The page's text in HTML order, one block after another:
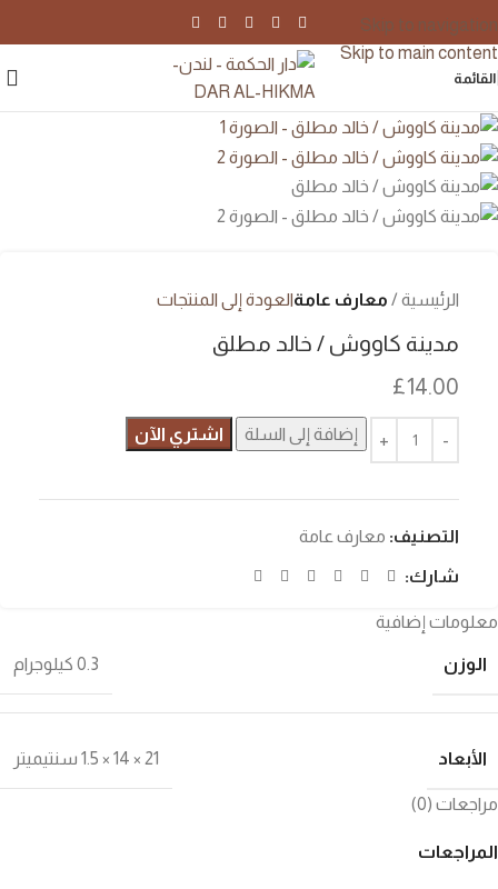
Skip to navigation
Skip to main content
القائمة
الرئيسية معارف عامةالعودة إلى المنتجات
مدينة كاووش / خالد مطلق
£14.00
إضافة إلى السلة اشتري الآن
التصنيف: معارف عامة
شارك:
معلومات إضافية
الوزن 0.3 كيلوجرام
الأبعاد 21 × 14 × 1.5 سنتيميتر
مراجعات (0)
المراجعات